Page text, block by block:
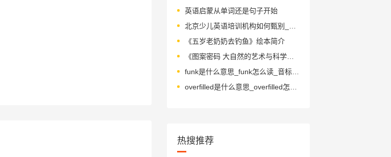
英语启蒙从单词还是句子开始
《五岁老奶奶去钓鱼》绘本简介
《图案密码 大自然的艺术与科学》绘本简介
funk是什么意思_funk怎么读_音标fʌŋk
热搜推荐